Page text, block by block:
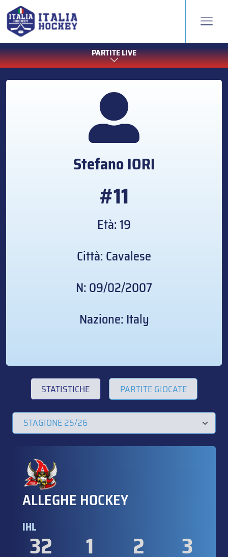
PARTITE LIVE
StefanoIORI
#11
Età: 19
Città: Cavalese
N: 09/02/2007
Nazione: Italy
STATISTICHE PARTITE GIOCATE
ALLEGHE HOCKEY
IHL
32 1 2 3